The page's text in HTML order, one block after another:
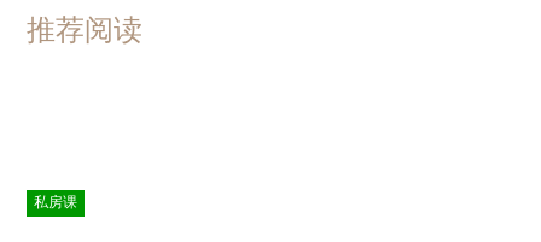
推荐阅读
私房课